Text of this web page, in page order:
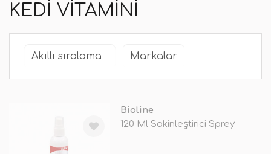
KEDI VITAMINI
Bioline
120 Ml Sakinleştirici Sprey